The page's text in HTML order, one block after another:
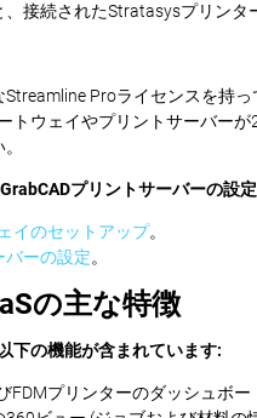
接続されたStratasysプリンタ
Proライセンスを持っ
トウェイやプリントサーバー
プリントサーバーの設
イのセットアップ。
バーの設定。
の主な特徴
下の機能が含まれています:
FDMプリンターのダッシュボー